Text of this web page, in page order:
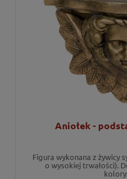
Aniołek -
Figura wykonana z żywicy
o wysokiej trwałości).